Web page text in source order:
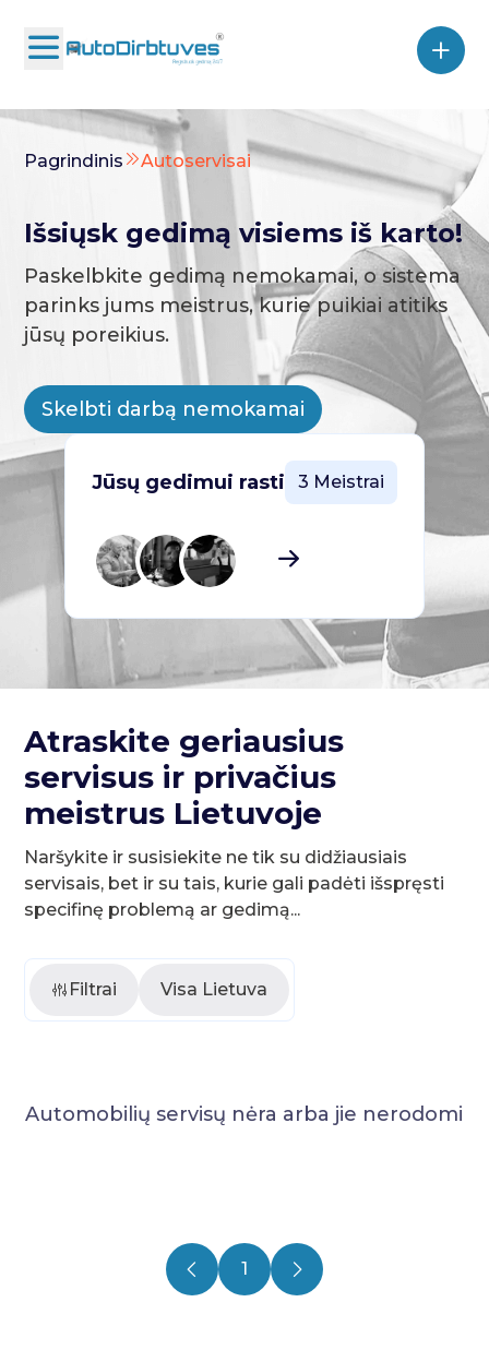
Pagrindinis Autoservisai
Išsiųsk gedimą visiems iš karto!
Paskelbkite gedimą nemokamai, o sistema
parinks jums meistrus, kurie puikiai atitiks
jūsų poreikius.
Skelbti darbą nemokamai
Jūsų gedimui rasti 3 Meistrai
Atraskite geriausius
servisus ir privačius
meistrus Lietuvoje
Naršykite ir susisiekite ne tik su didžiausiais
servisais, bet ir su tais, kurie gali padėti išspręsti
specifinę problemą ar gedimą...
Filtrai Visa Lietuva
Automobilių servisų nėra arba jie nerodomi
1